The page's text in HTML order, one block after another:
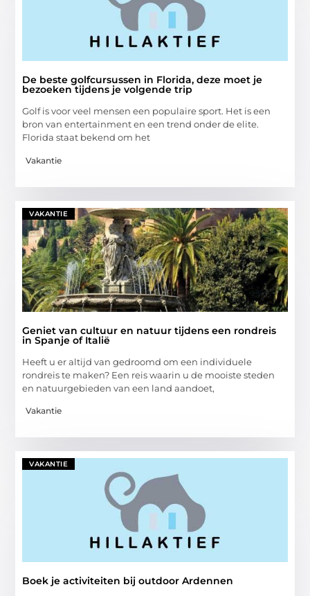
De beste golfcursussen in Florida, deze moet je
bezoeken tijdens je volgende trip
Golf is voor veel mensen een populaire sport. Het is een
bron van entertainment en een trend onder de elite.
Florida staat bekend om het
Vakantie
VAKANTIE
Geniet van cultuur en natuur tijdens een rondreis
in Spanje of Italië
Heeft u er altijd van gedroomd om een individuele
rondreis te maken? Een reis waarin u de mooiste steden
en natuurgebieden van een land aandoet,
Vakantie
VAKANTIE
Boek je activiteiten bij outdoor Ardennen